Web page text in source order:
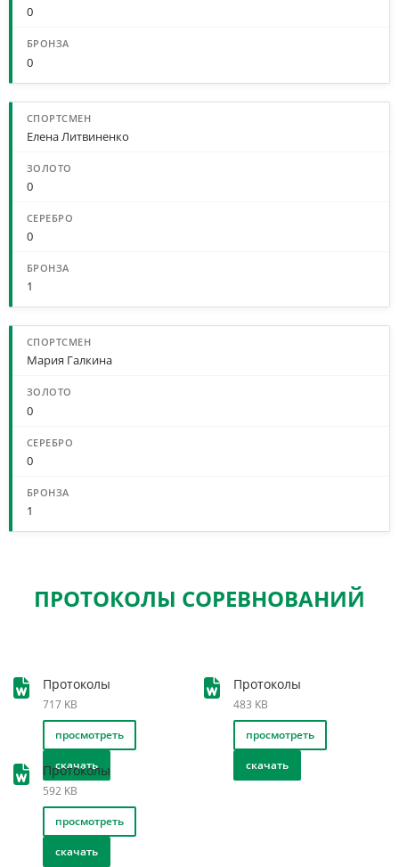
0
0
Елена Литвиненко
0
0
1
Мария Галкина
0
0
1
ПРОТОКОЛЫ СОРЕВНОВАНИЙ
Протоколы
717 KB
просмотреть
скачать
Протоколы
483 KB
просмотреть
скачать
Протоколы
592 KB
просмотреть
скачать